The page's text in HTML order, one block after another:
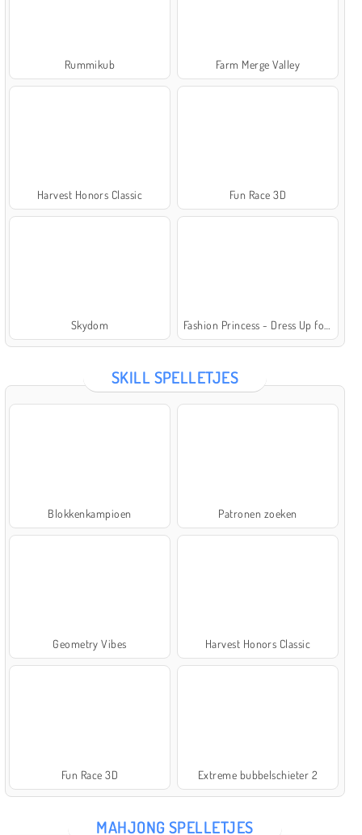
Rummikub Farm Merge Valley
Harvest Honors Classic Fun Race 3D
Skydom Fashion Princess - Dress Up for Girls
SKILL SPELLETJES
Blokkenkampioen Patronen zoeken
Geometry Vibes Harvest Honors Classic
Fun Race 3D Extreme bubbelschieter 2
MAHJONG SPELLETJES